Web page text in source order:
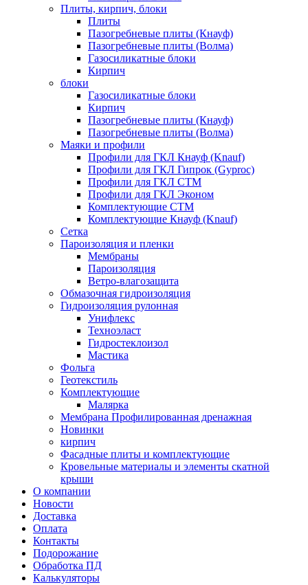
Плиты, кирпич, блоки
Плиты
Пазогребневые плиты (Кнауф)
Пазогребневые плиты (Волма)
Газосиликатные блоки
Кирпич
блоки
Газосиликатные блоки
Кирпич
Пазогребневые плиты (Кнауф)
Пазогребневые плиты (Волма)
Маяки и профили
Профили для ГКЛ Кнауф (Knauf)
Профили для ГКЛ Гипрок (Gyproc)
Профили для ГКЛ СТМ
Профили для ГКЛ Эконом
Комплектующие СТМ
Комплектующие Кнауф (Knauf)
Сетка
Пароизоляция и пленки
Мембраны
Пароизоляция
Ветро-влагозащита
Обмазочная гидроизоляция
Гидроизоляция рулонная
Унифлекс
Техноэласт
Гидростеклоизол
Мастика
Фольга
Геотекстиль
Комплектующие
Малярка
Мембрана Профилированная дренажная
Новинки
кирпич
Фасадные плиты и комплектующие
Кровельные материалы и элементы скатной
крыши
О компании
Новости
Доставка
Оплата
Контакты
Подорожание
Обработка ПД
Калькуляторы